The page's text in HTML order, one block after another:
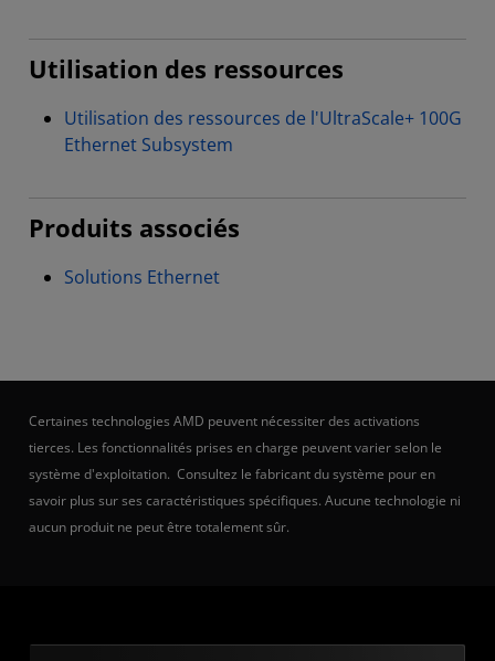
Utilisation des ressources
Utilisation des ressources de l'UltraScale+ 100G
Ethernet Subsystem
Produits associés
Solutions Ethernet
Certaines technologies AMD peuvent nécessiter des activations
tierces. Les fonctionnalités prises en charge peuvent varier selon le
système d'exploitation. Consultez le fabricant du système pour en
savoir plus sur ses caractéristiques spécifiques. Aucune technologie ni
aucun produit ne peut être totalement sûr.